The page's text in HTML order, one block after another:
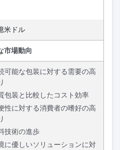
米ドル
市場動向
可能な包装に対する需要の高
包装と比較したコスト効率
性に対する消費者の嗜好の高
技術の進歩
に優しいソリューションに対